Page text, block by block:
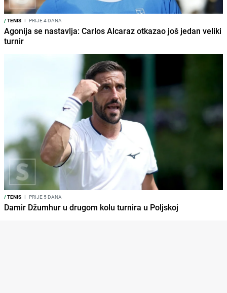
/TENIS I PRIJE 4 DANA
Agonija se nastavlja: Carlos Alcaraz otkazao još jedan veliki
turnir
/TENIS I PRIJE 5 DANA
Damir Džumhur u drugom kolu turnira u Poljskoj